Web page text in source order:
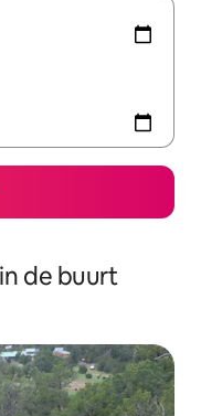
de buurt